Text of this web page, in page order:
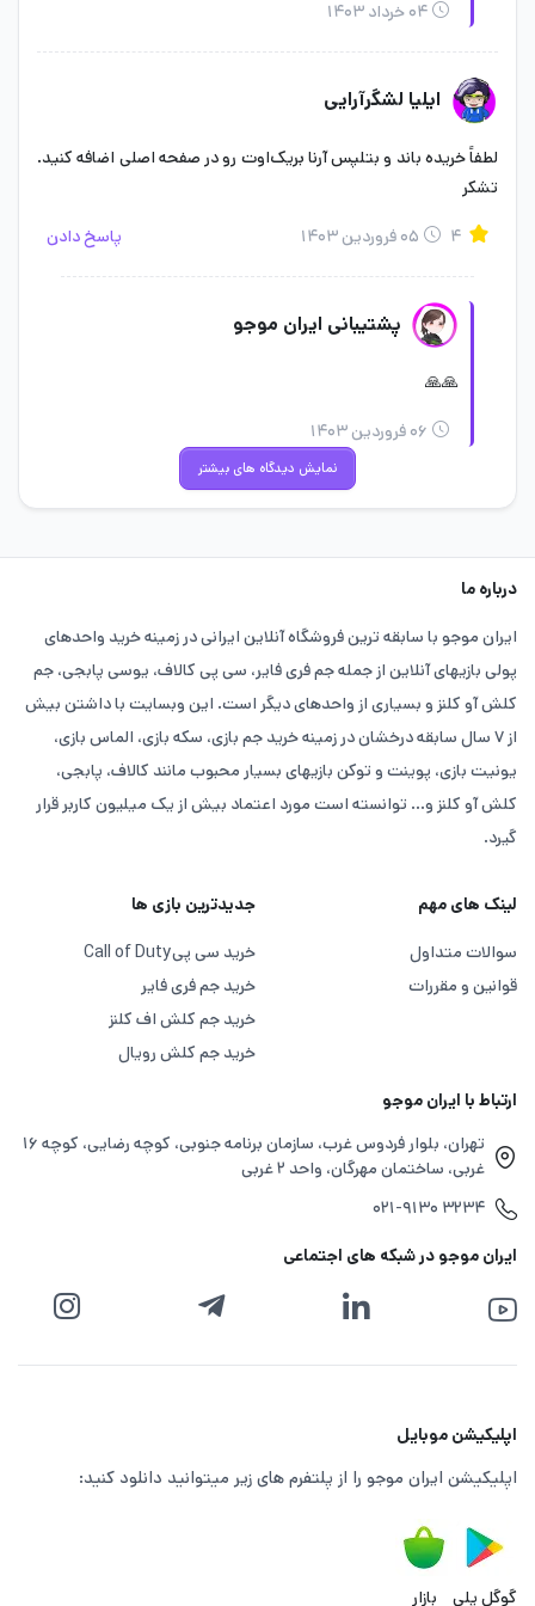
در مرحله آخر Player id را در صفحه تسویه‌حساب ایران موجو در بخش
مربوطه وارد نمایید و کار را به پایان برسانید.
بهترین سایت خرید باند آرنا بریک اوت
توسط کمپانی Level infinite منتشرشده است. سبک بازی آرنا بریک
اوت اول شخص شوتر است. این بازی در یک فضای باز و در منطقه‌ای
تاریک یا به عبارتی Dark Zone انجام می‌شود.
در آرنا بریک اوت این شما هستید که انتخاب می‌کنید یک شخصیت یا
کاراکتر مثبت باشید یا یک شخصیت منفی و سرکش. درهرصورت برای
پیروزی در این بازی نیاز به باند آرنا بریک اوت خواهید داشت. توصیه
می‌کنیم این خرید را از بهترین سایت‌های فعال در این زمینه انجام
در زمینه خرید واحدهای پولی و بسیاری دیگر از واحد های پولی بازی
های موبایل است. ازاین‌رو می‌توانید با خیال راحت خرید باند آرنا
بریک اوت (Bonds Arena Breakout) را انجام دهید و در صورت هر
گونه مشکل در طول 24 ساعت شبانه روز حتی ایام تعطیلات مشکلات
۰۴ خرداد ۱۴۰۳
ایلیا لشگرآرایی
لطفاً خریده باند و بتلپس آرنا بریک‌اوت رو در صفحه اصلی اضافه کنید.
تشکر
۰۵ فروردین ۱۴۰۳ پاسخ دادن
پشتیبانی ایران موجو
🙏🙏
۰۶ فروردین ۱۴۰۳
نمایش دیدگاه های بیشتر
درباره ما
ایران موجو با سابقه ترین فروشگاه آنلاین ایرانی در زمینه خرید واحدهای
پولی بازیهای آنلاین از جمله جم فری فایر، سی پی کالاف، یوسی پابجی، جم
کلش آو کلنز و بسیاری از واحدهای دیگر است. این وبسایت با داشتن بیش
از ۷ سال سابقه درخشان در زمینه خرید جم بازی، سکه بازی، الماس بازی،
یونیت بازی، پوینت و توکن بازیهای بسیار محبوب مانند کالاف، پابجی،
کلش آو کلنز و... توانسته است مورد اعتماد بیش از یک میلیون کاربر قرار
گیرد.
لینک های مهم
سوالات متداول
قوانین و مقررات
جدیدترین بازی ها
خرید سی پیCall of Duty
خرید جم فری فایر
خرید جم کلش اف کلنز
خرید جم کلش رویال
ارتباط با ایران موجو
تهران، بلوار فردوس غرب، سازمان برنامه جنوبی، کوچه رضایی، کوچه ۱۶
غربی، ساختمان مهرگان، واحد ۲ غربی
۰۲۱-۹۱۳۰ ۳۲۳۴
ایران موجو در شبکه های اجتماعی
اپلیکیشن موبایل
اپلیکیشن ایران موجو را از پلتفرم های زیر میتوانید دانلود کنید:
گوگل پلی بازار